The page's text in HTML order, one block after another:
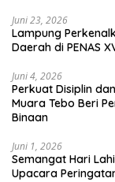
Juni 23, 2026
Lampung
Daerah di PENAS
Juni 4, 2026
Perkuat Disiplin
Muara Tebo Beri
Binaan
Juni 1, 2026
Semangat Hari
Upacara